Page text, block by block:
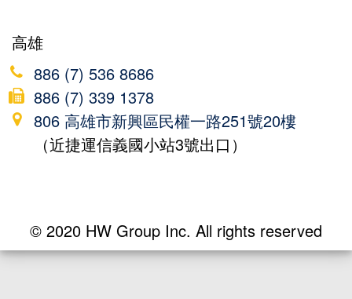
高雄
886 (7) 536 8686
886 (7) 339 1378
806 高雄市新興區民權一路251號20樓
（近捷運信義國小站3號出口）
© 2020 HW Group Inc. All rights reserved